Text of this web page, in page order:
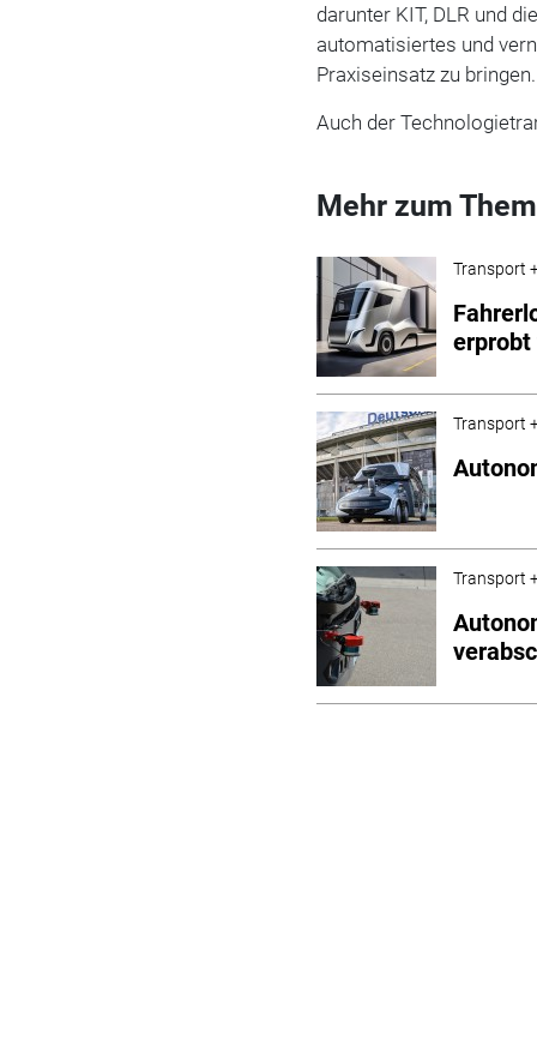
darunter KIT, DLR und
automatisiertes und
Praxiseinsatz zu bringen.
Auch der
Mehr zum
Transport
erprobt
Transport
Transport